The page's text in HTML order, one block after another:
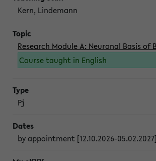
Kern, Lindemann
Research Module A: Neuronal Basis of
Course taught in English
Pj
by appointment [12.10.2026-05.02.2027]